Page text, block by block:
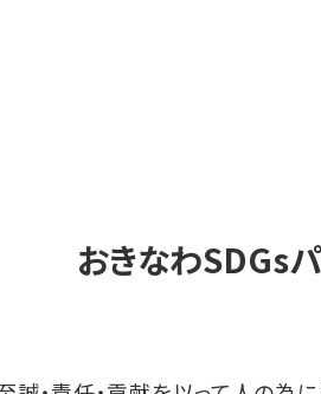
おきなわSDGs